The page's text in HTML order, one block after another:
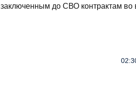
заключенным до СВО контрактам во